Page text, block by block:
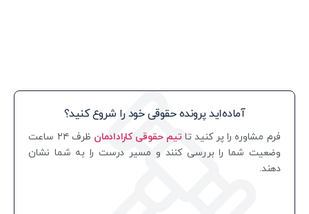
آماده‌اید پرونده حقوقی خود را شروع کنید؟
فرم مشاوره را پر کنید تا تیم حقوقی کارادادمان
ظرف ۲۴ ساعت
وضعیت شما را بررسی کنند و مسیر درست را به شما نشان
دهند.